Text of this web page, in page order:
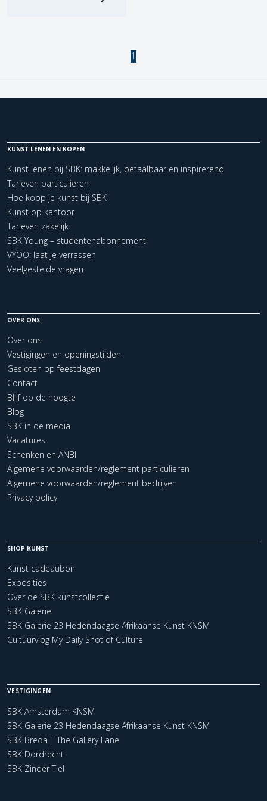
1
KUNST LENEN EN KOPEN
Kunst lenen bij SBK: makkelijk, betaalbaar en inspirerend
Tarieven particulieren
Hoe koop je kunst bij SBK
Kunst op kantoor
Tarieven zakelijk
SBK Young – studentenabonnement
VYOO: laat je verrassen
Veelgestelde vragen
OVER ONS
Over ons
Vestigingen en openingstijden
Gesloten op feestdagen
Contact
Blijf op de hoogte
Blog
SBK in de media
Vacatures
Schenken en ANBI
Algemene voorwaarden/reglement particulieren
Algemene voorwaarden/reglement bedrijven
Privacy policy
SHOP KUNST
Kunst cadeaubon
Exposities
Over de SBK kunstcollectie
SBK Galerie
SBK Galerie 23 Hedendaagse Afrikaanse Kunst KNSM
Cultuurvlog My Daily Shot of Culture
VESTIGINGEN
SBK Amsterdam KNSM
SBK Galerie 23 Hedendaagse Afrikaanse Kunst KNSM
SBK Breda | The Gallery Lane
SBK Dordrecht
SBK Zinder Tiel